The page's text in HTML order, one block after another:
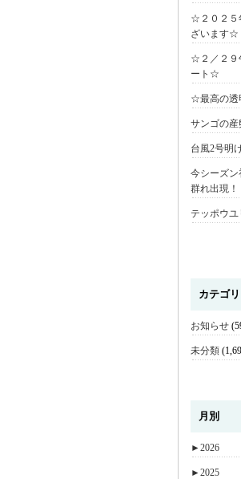
☆２０２５
ざいます☆
☆２／２９
ート☆
☆最高の透
サンゴの
台風2号明
今シーズ
群れ出現！
テッポウユ
カテゴリ
お知らせ
未分類
月別
►2026
►2025